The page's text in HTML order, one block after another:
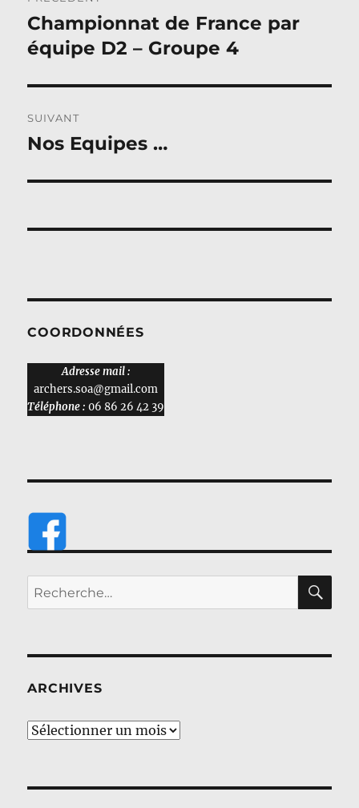
de
l’article
Publication
précédente :
Championnat de France par
équipe D2 – Groupe 4
SUIVANT
Publication
Nos Equipes …
COORDONNÉES
Adresse mail :
archers.soa@gmail.com
Téléphone : 06 86 26 42 39
Recherche
pour :
ARCHIVES
Archives